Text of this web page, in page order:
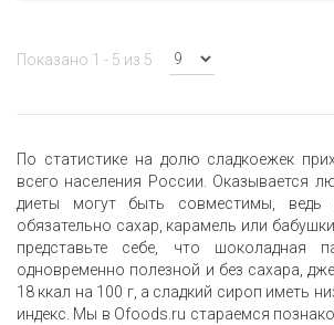
Показано 1 - 5 из 5
По статистике на долю сладкоежек
всего населения России. Оказывается
диеты могут быть совместимы,
обязательно сахар, карамель или
представьте себе, что шоколадная
одновременно полезной и без сахара,
18 ккал на 100 г, а сладкий сироп иметь
индекс. Мы в Ofoods.ru стараемся